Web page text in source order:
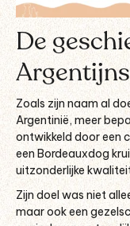
De
Zoals zijn naam al
Argentinië, meer
ontwikkeld door een
een Bordeauxdog
uitzonderlijke
Zijn doel was niet
maar ook een